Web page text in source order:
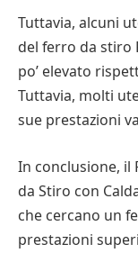
Tuttavia, alcuni
del ferro da stiro
po’ elevato
Tuttavia, molti
sue prestazioni
In conclusione, il
da Stiro con
che cercano un
prestazioni